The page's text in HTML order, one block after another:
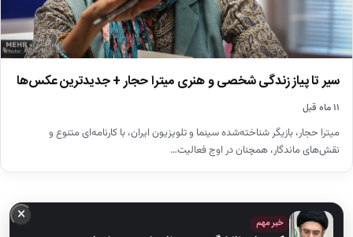
سیر تا پیاز زندگی شخصی و هنری میترا حجار + جدیدترین عکس‌ها
۱۱ ماه قبل
میترا حجار، بازیگر شناخته‌شده سینما و تلویزیون ایران، با کارنامه‌ای متنوع و
نقش‌های ماندگار، همچنان در اوج فعالیت…
× خبر مهم